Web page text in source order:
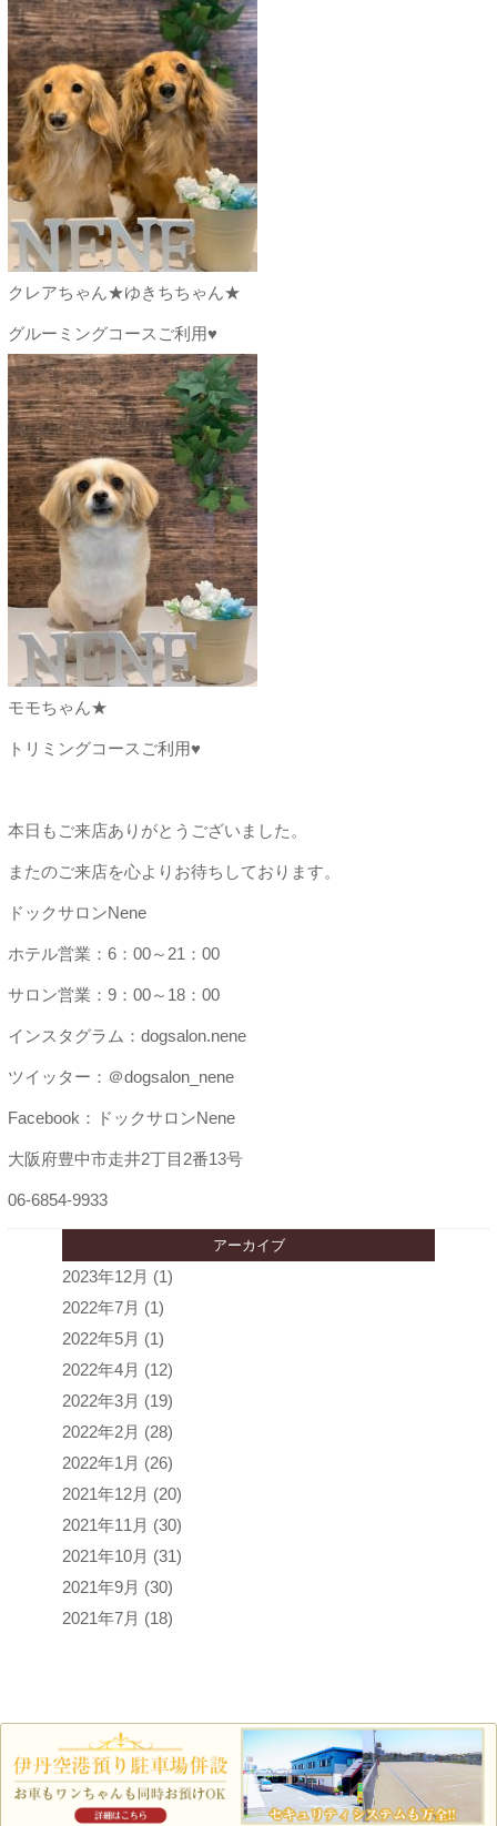
クレアちゃん★ゆきちちゃん★
グルーミングコースご利用♥
モモちゃん★
トリミングコースご利用♥
本日もご来店ありがとうございました。
またのご来店を心よりお待ちしております。
ドックサロンNene
ホテル営業：6：00～21：00
サロン営業：9：00～18：00
インスタグラム：dogsalon.nene
ツイッター：＠dogsalon_nene
Facebook：ドックサロンNene
大阪府豊中市走井2丁目2番13号
06-6854-9933
アーカイブ
2023年12月 (1)
2022年7月 (1)
2022年5月 (1)
2022年4月 (12)
2022年3月 (19)
2022年2月 (28)
2022年1月 (26)
2021年12月 (20)
2021年11月 (30)
2021年10月 (31)
2021年9月 (30)
2021年7月 (18)